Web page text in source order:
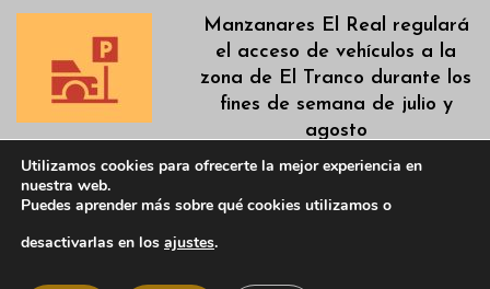
Manzanares El Real regulará
el acceso de vehículos a la
zona de El Tranco durante los
fines de semana de julio y
agosto
26 junio, 2026
Utilizamos cookies para ofrecerte la mejor experiencia en
nuestra web.
Puedes aprender más sobre qué cookies utilizamos o
desactivarlas en los ajustes.